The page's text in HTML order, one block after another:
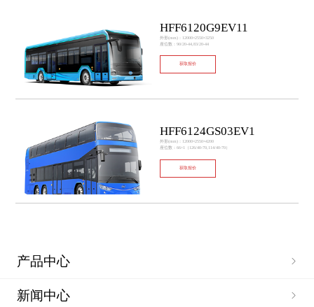
HFF6120G9EV11
外形(mm)：12000×2550×3250
座位数：90/20-44,83/20-44
获取报价
HFF6124GS03EV1
外形(mm)：12000×2550×4200
座位数：66+1（126/40-70,114/40-70）
获取报价
产品中心
新闻中心